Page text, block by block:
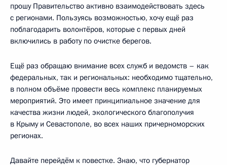
прошу Правительство активно взаимодействовать здесь
с регионами. Пользуясь возможностью, хочу ещё раз
поблагодарить волонтёров, которые с первых дней
включились в работу по очистке берегов.
Ещё раз обращаю внимание всех служб и ведомств – как
федеральных, так и региональных: необходимо тщательно,
в полном объёме провести весь комплекс планируемых
мероприятий. Это имеет принципиальное значение для
качества жизни людей, экологического благополучия
в Крыму и Севастополе, во всех наших причерноморских
регионах.
Давайте перейдём к повестке. Знаю, что губернатор